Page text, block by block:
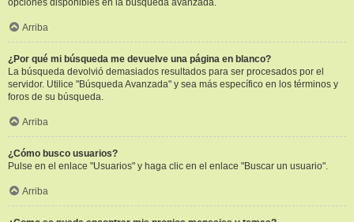
opciones disponibles en la búsqueda avanzada.
Arriba
¿Por qué mi búsqueda me devuelve una página en blanco?
La búsqueda devolvió demasiados resultados para ser procesados por el
servidor. Utilice "Búsqueda Avanzada" y sea más específico en los términos y
foros de su búsqueda.
Arriba
¿Cómo busco usuarios?
Pulse en el enlace "Usuarios" y haga clic en el enlace "Buscar un usuario".
Arriba